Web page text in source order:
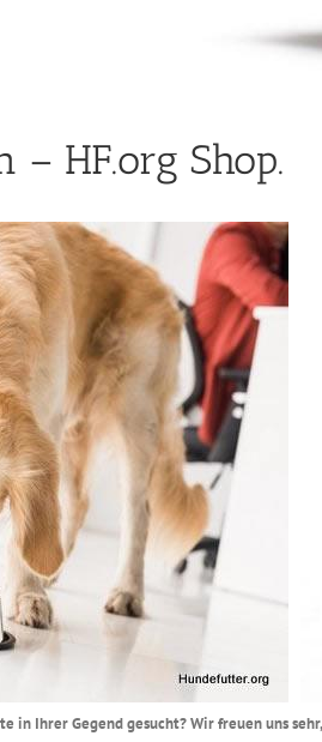
– HF.org Shop.
Ihrer Gegend gesucht? Wir freuen uns